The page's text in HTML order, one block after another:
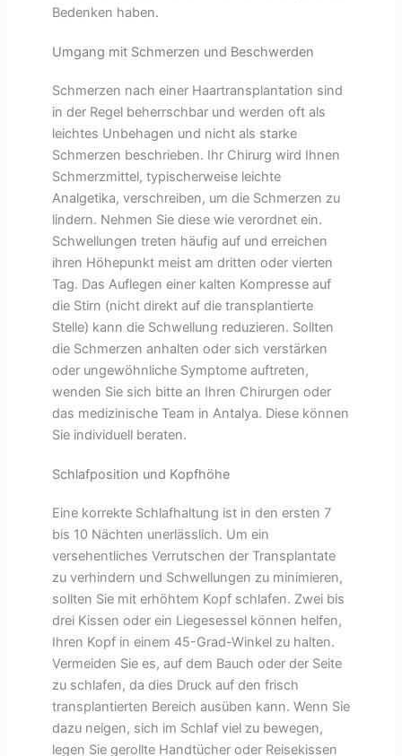
Bedenken haben.
Umgang mit Schmerzen und Beschwerden
Schmerzen nach einer Haartransplantation sind
in der Regel beherrschbar und werden oft als
leichtes Unbehagen und nicht als starke
Schmerzen beschrieben. Ihr Chirurg wird Ihnen
Schmerzmittel, typischerweise leichte
Analgetika, verschreiben, um die Schmerzen zu
lindern. Nehmen Sie diese wie verordnet ein.
Schwellungen treten häufig auf und erreichen
ihren Höhepunkt meist am dritten oder vierten
Tag. Das Auflegen einer kalten Kompresse auf
die Stirn (nicht direkt auf die transplantierte
Stelle) kann die Schwellung reduzieren. Sollten
die Schmerzen anhalten oder sich verstärken
oder ungewöhnliche Symptome auftreten,
wenden Sie sich bitte an Ihren Chirurgen oder
das medizinische Team in Antalya. Diese können
Sie individuell beraten.
Schlafposition und Kopfhöhe
Eine korrekte Schlafhaltung ist in den ersten 7
bis 10 Nächten unerlässlich. Um ein
versehentliches Verrutschen der Transplantate
zu verhindern und Schwellungen zu minimieren,
sollten Sie mit erhöhtem Kopf schlafen. Zwei bis
drei Kissen oder ein Liegesessel können helfen,
Ihren Kopf in einem 45-Grad-Winkel zu halten.
Vermeiden Sie es, auf dem Bauch oder der Seite
zu schlafen, da dies Druck auf den frisch
transplantierten Bereich ausüben kann. Wenn Sie
dazu neigen, sich im Schlaf viel zu bewegen,
legen Sie gerollte Handtücher oder Reisekissen